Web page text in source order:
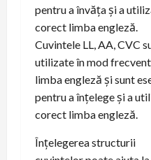
pentru a învăța și a
corect limba engleză.
Cuvintele LL, AA, CVC
utilizate în mod
limba engleză și sunt
pentru a înțelege și a
corect limba engleză.
Înțelegerea structurii